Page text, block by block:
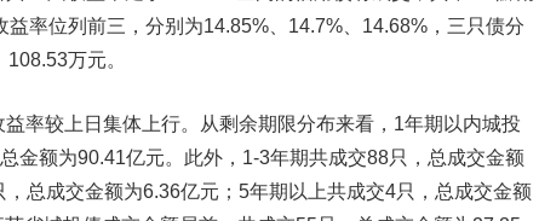
益率位列前三，分别为14.85%、14.7%、14.68%，三只债分
万元。
益率较上日集体上行。从剩余期限分布来看，1年期以内城投
金额为90.41亿元。此外，1-3年期共成交88只，总成交金额
总成交金额为6.36亿元；5年期以上共成交4只，总成交金额